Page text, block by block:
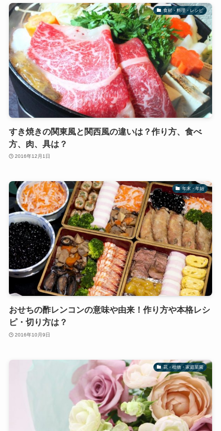
食材・料理・レシピ
すき焼きの関東風と関西風の違いは？作り方、食べ
方、肉、具は？
2016年12月1日
年末・年始
おせちの酢レンコンの意味や由来！作り方や本格レシ
ピ・切り方は？
2016年10月9日
花・植物・家庭菜園